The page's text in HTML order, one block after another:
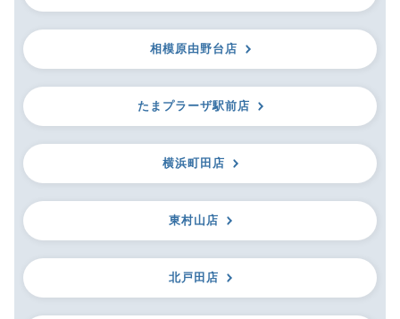
相模原由野台店
たまプラーザ駅前店
横浜町田店
東村山店
北戸田店